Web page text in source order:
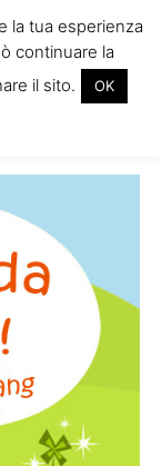
la tua esperienza
continuare la
il sito.
OK